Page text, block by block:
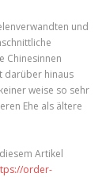
und
Chinesinnen
darüber hinaus
weise so sehr
Ehe als ältere
Artikel
order-